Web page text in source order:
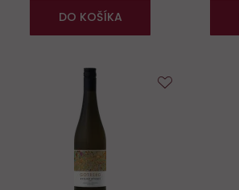
DO KOŠÍKA